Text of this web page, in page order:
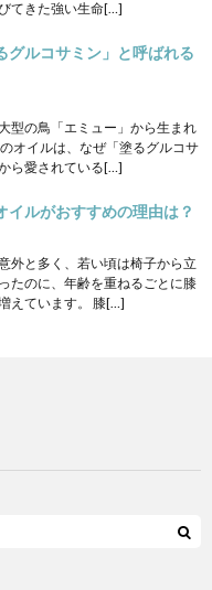
てきた強い生命[…]
グルコサミン」と呼ばれる
型の鳥「エミュー」から生まれ
オイルは、なぜ「塗るグルコサ
ら愛されている[…]
イルがおすすめの理由は？
外と多く、若い頃は椅子から立
たのに、年齢を重ねるごとに膝
えています。 膝[…]